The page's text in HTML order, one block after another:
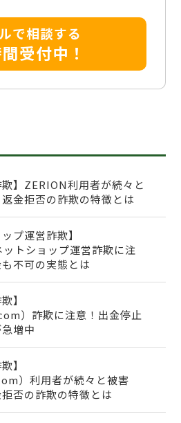
で相談する
受付中！
欺】ZERION利用者が続々と
金拒否の詐欺の特徴とは
プ運営詐欺】
トショップ運営詐欺に注
不可の実態とは
】
）詐欺に注意！出金停止
増中
】
）利用者が続々と被害
否の詐欺の特徴とは